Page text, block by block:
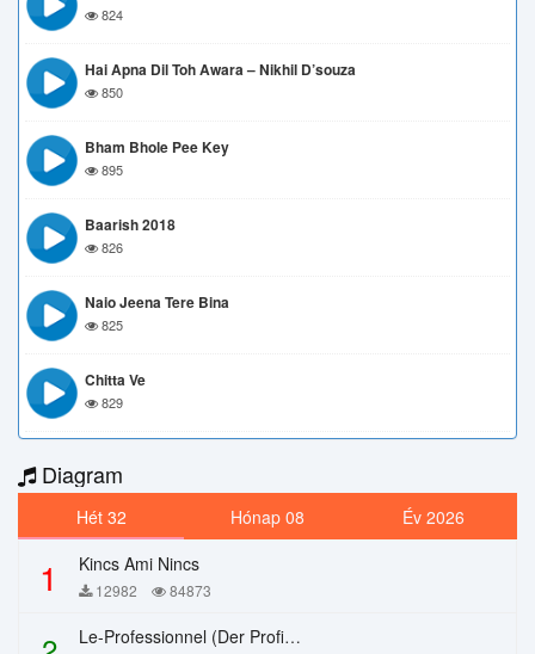
824
Hai Apna Dil Toh Awara – Nikhil D’souza
850
Bham Bhole Pee Key
895
Baarish 2018
826
Naio Jeena Tere Bina
825
Chitta Ve
829
Diagram
Hét 32 Hónap 08 Év 2026
1 Kincs Ami Nincs
12982 84873
Le-Professionnel (Der Profi) – Chi Mai